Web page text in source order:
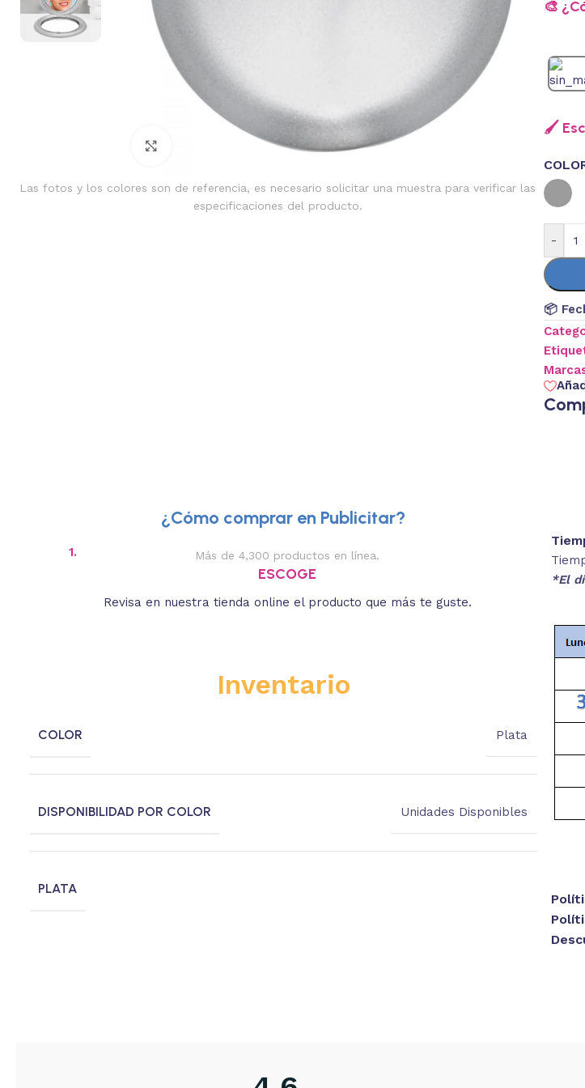
Las fotos y los colores son de referencia, es necesario solicitar una muestra para verificar las
especificaciones del producto.
🎨
🖌️
-
📦
¿Cómo comprar en Publicitar?
1. Más de 4,300 productos en línea.
ESCOGE
Revisa en nuestra tienda online el producto que más te guste.
Inventario
COLOR Plata
DISPONIBILIDAD POR COLOR Unidades Disponibles
PLATA
*El